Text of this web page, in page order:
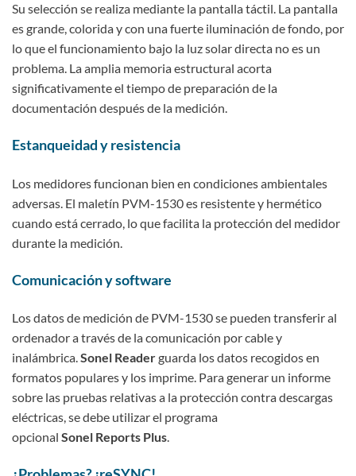
Su selección se realiza mediante la pantalla táctil. La pantalla
es grande, colorida y con una fuerte iluminación de fondo, por
lo que el funcionamiento bajo la luz solar directa no es un
problema. La amplia memoria estructural acorta
significativamente el tiempo de preparación de la
documentación después de la medición.
Estanqueidad y resistencia
Los medidores funcionan bien en condiciones ambientales
adversas. El maletín PVM-1530 es resistente y hermético
cuando está cerrado, lo que facilita la protección del medidor
durante la medición.
Comunicación y software
Los datos de medición de PVM-1530 se pueden transferir al
ordenador a través de la comunicación por cable y
inalámbrica.Sonel Readerguarda los datos recogidos en
formatos populares y los imprime. Para generar un informe
sobre las pruebas relativas a la protección contra descargas
eléctricas, se debe utilizar el programa
opcional Sonel Reports Plus.